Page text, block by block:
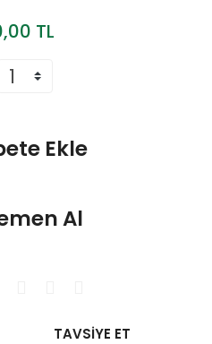
TL
Ekle
Al
TAVSİYE ET